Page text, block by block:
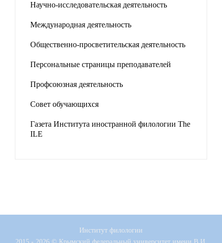
Научно-исследовательская деятельность
Международная деятельность
Общественно-просветительская деятельность
Персональные страницы преподавателей
Профсоюзная деятельность
Совет обучающихся
Газета Института иностранной филологии The
ILE
Институт филологии